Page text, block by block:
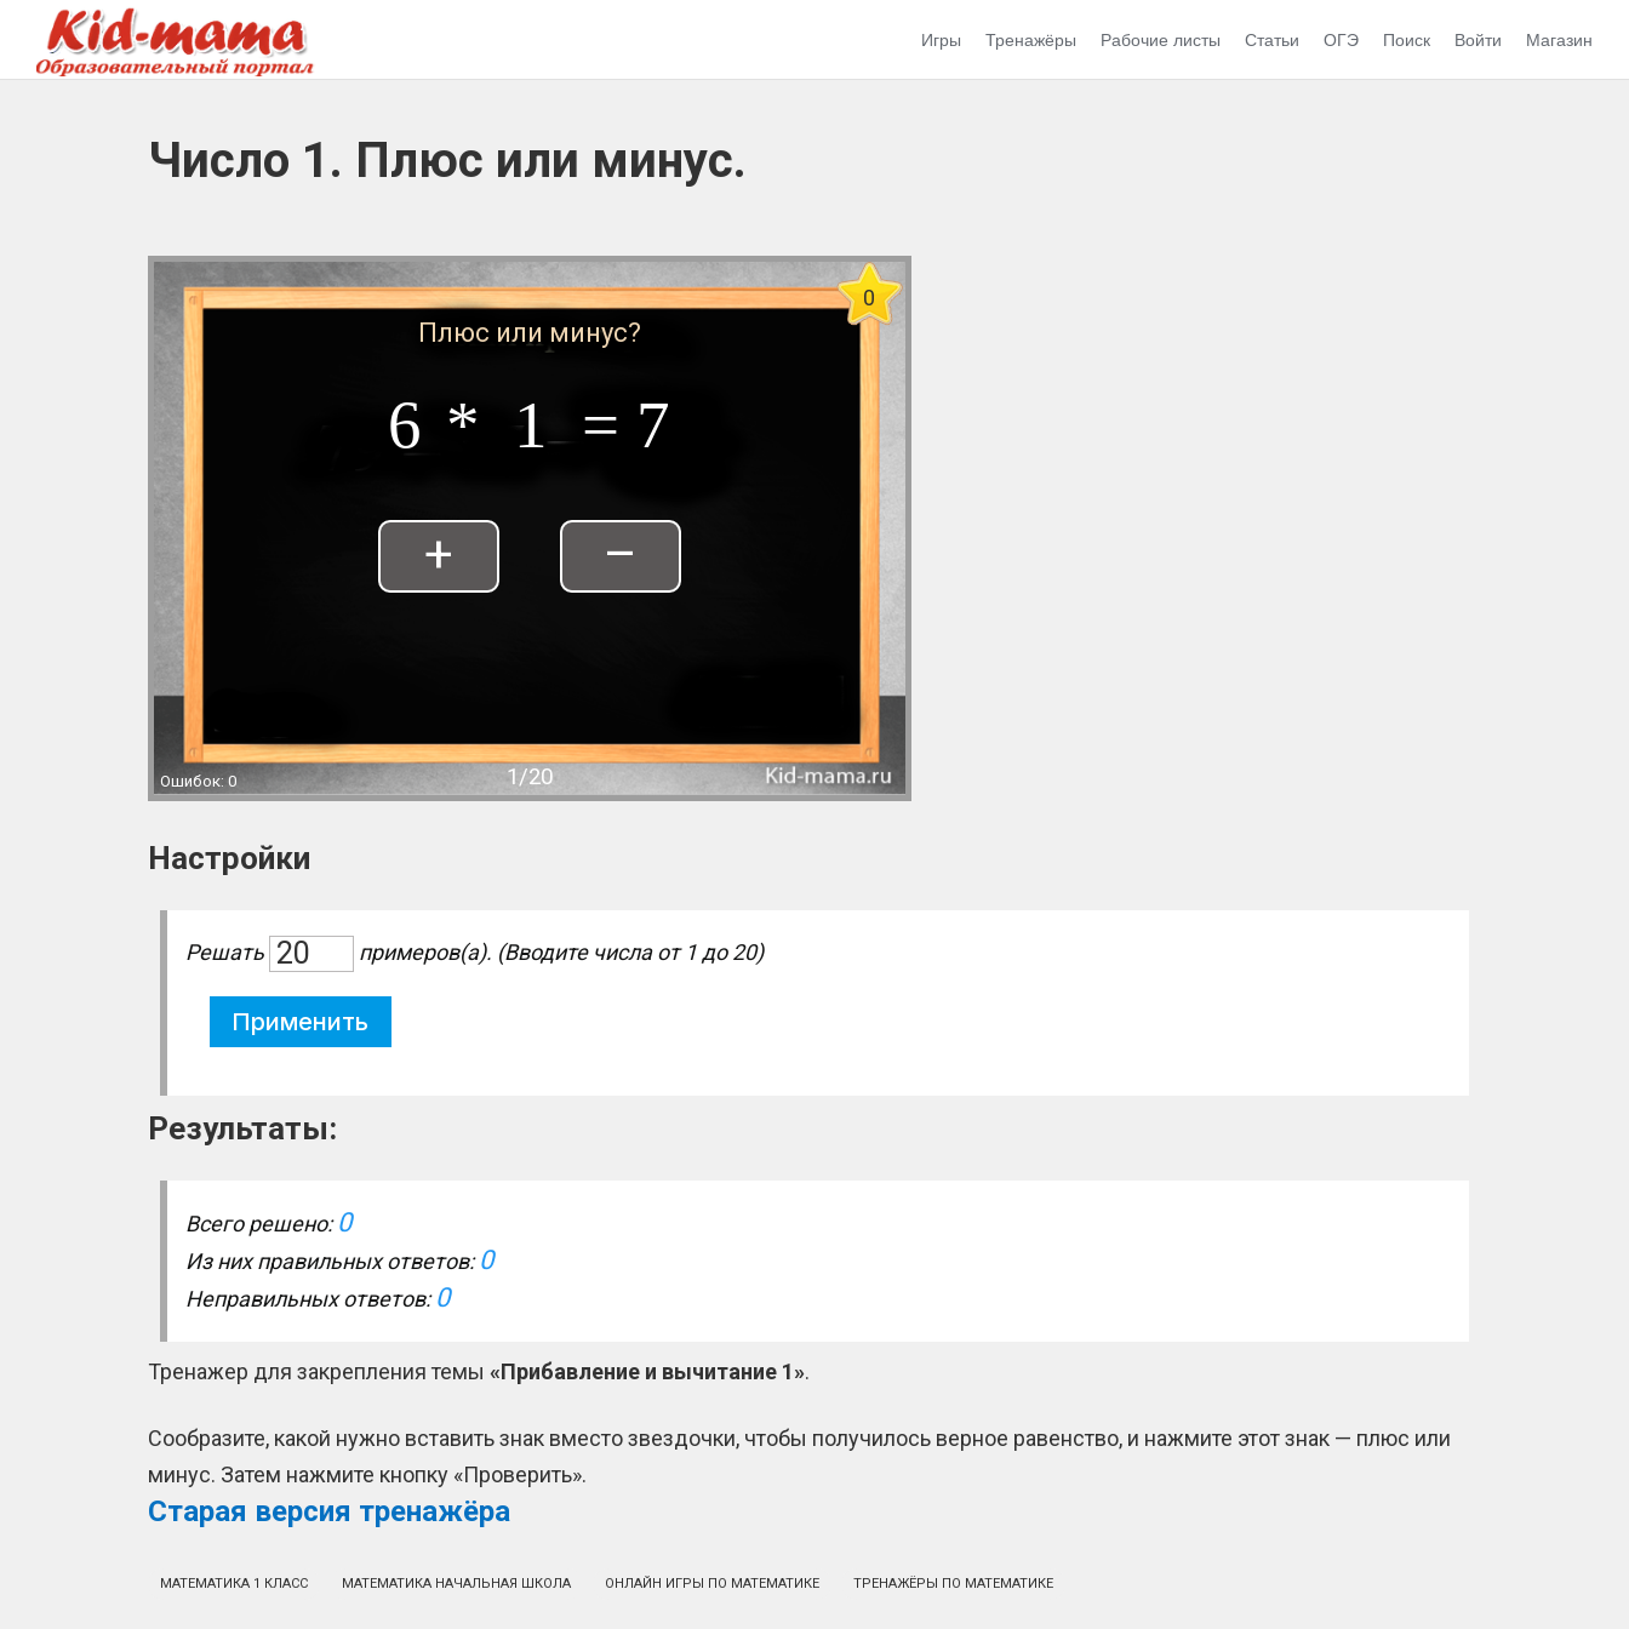
Игры Тренажёры Рабочие листы Статьи ОГЭ Поиск Войти Магазин
Число 1. Плюс или минус.
Плюс или минус?
6 * 1 = 7
Ошибок: 0 1/20
0
+ –
Настройки
Решать примеров(а). (Вводите числа от 1 до 20)
Применить
Результаты:
Всего решено:0
Из них правильных ответов:0
Неправильных ответов:0
Тренажер для закрепления темы «Прибавление и вычитание 1».
Сообразите, какой нужно вставить знак вместо звездочки, чтобы получилось верное равенство, и нажмите этот знак — плюс или
минус. Затем нажмите кнопку «Проверить».
Старая версия тренажёра
МАТЕМАТИКА 1 КЛАСС МАТЕМАТИКА НАЧАЛЬНАЯ ШКОЛА ОНЛАЙН ИГРЫ ПО МАТЕМАТИКЕ ТРЕНАЖЁРЫ ПО МАТЕМАТИКЕ